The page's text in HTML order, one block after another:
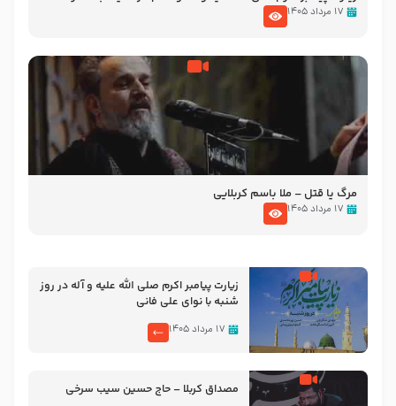
تصاویری از مسجد النبی
۱۷ مرداد ۱۴۰۵
مرگ یا قتل – ملا باسم کربلایی
۱۷ مرداد ۱۴۰۵
زیارت پیامبر اکرم صلی الله علیه و آله در روز
شنبه با نوای علی فانی
۱۷ مرداد ۱۴۰۵
مصداق کربلا – حاج حسین سیب سرخی